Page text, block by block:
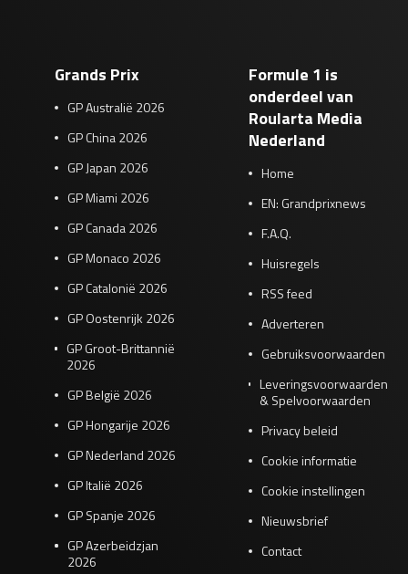
Grands Prix
GP Australië 2026
GP China 2026
GP Japan 2026
GP Miami 2026
GP Canada 2026
GP Monaco 2026
GP Catalonië 2026
GP Oostenrijk 2026
GP Groot-Brittannië
2026
GP België 2026
GP Hongarije 2026
GP Nederland 2026
GP Italië 2026
GP Spanje 2026
GP Azerbeidzjan
2026
Formule 1 is
onderdeel van
Roularta Media
Nederland
Home
EN: Grandprixnews
F.A.Q.
Huisregels
RSS feed
Adverteren
Gebruiksvoorwaarden
Leveringsvoorwaarden
& Spelvoorwaarden
Privacy beleid
Cookie informatie
Cookie instellingen
Nieuwsbrief
Contact